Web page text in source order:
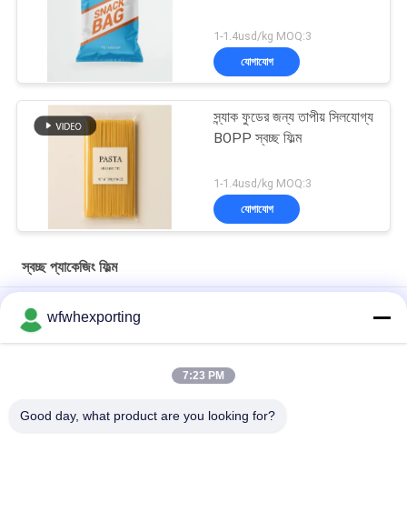
1-1.4usd/kg MOQ:3
যোগাযোগ
স্ন্যাক ফুডের জন্য তাপীয় সিলযোগ্য
BOPP স্বচ্ছ ফিল্ম
1-1.4usd/kg MOQ:3
যোগাযোগ
স্বচ্ছ প্যাকেজিং ফিল্ম
40mic ক্লিয়ার সেলোফান রোল BOPP প্যাকিং ফিল্ম ফ্লিপ ফুল ফুলের ফুলের জন্য
এক সাইড হিট সিলযোগ্য এবং দুই সাইড হিট সিলযোগ্য BOPP ফিল্ম
ডাবল পকেট জিপার স্বচ্ছ প্যাকেজিং ফিল্ম পরিবেশ বান্ধব প্লাস্টিক তরল জৈব বিপজ্জনক জৈব
wfwhexporting
7:23 PM
Good day, what product are you looking for?